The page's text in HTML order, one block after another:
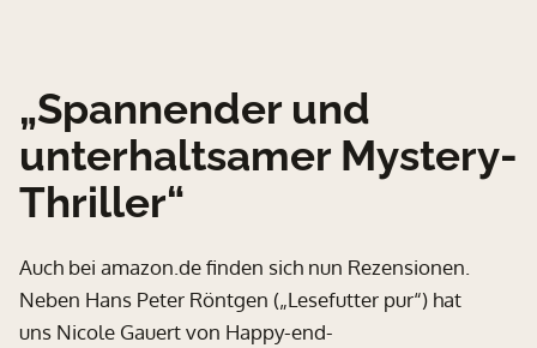
„Spannender und
unterhaltsamer Mystery-
Thriller“
Auch bei amazon.de finden sich nun Rezensionen.
Neben Hans Peter Röntgen („Lesefutter pur“) hat
uns Nicole Gauert von Happy-end-